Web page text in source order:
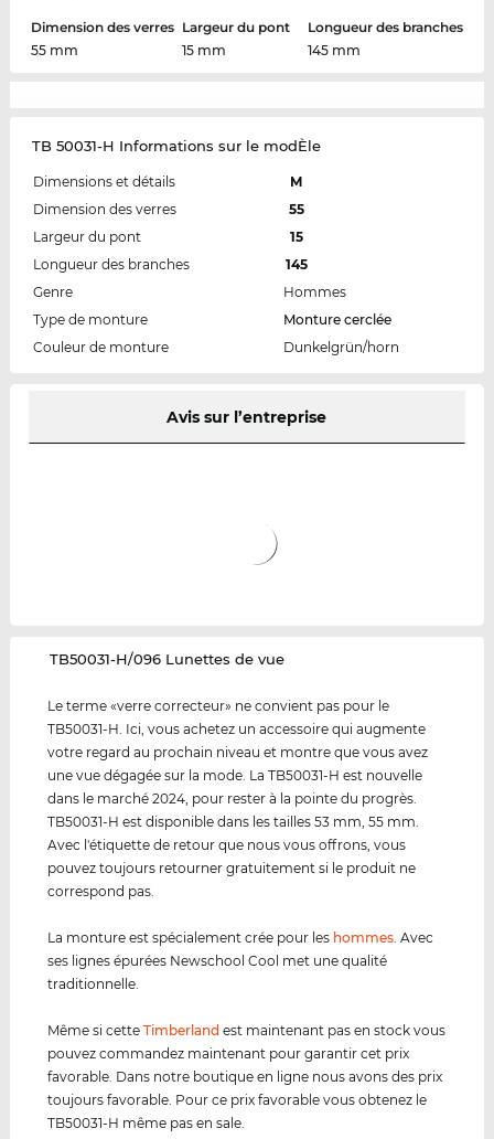
Dimension des verres
55 mm
Largeur du pont
15 mm
Longueur des branches
145 mm
TB 50031-H Informations sur le modÈle
Dimensions et détails
M
Dimension des verres
55
Largeur du pont
15
Longueur des branches
145
Genre
Hommes
Type de monture
Monture cerclée
Couleur de monture
Dunkelgrün/horn
Avis sur l’entreprise
‌TB50031-H/096 Lunettes de vue
Le terme «verre correcteur» ne convient pas pour le
TB50031-H. Ici, vous achetez un accessoire qui augmente
votre regard au prochain niveau et montre que vous avez
une vue dégagée sur la mode. La TB50031-H est nouvelle
dans le marché 2024, pour rester à la pointe du progrès.
TB50031-H est disponible dans les tailles 53 mm, 55 mm.
Avec l'étiquette de retour que nous vous offrons, vous
pouvez toujours retourner gratuitement si le produit ne
correspond pas.
La monture est spécialement crée pour les hommes . Avec
ses lignes épurées Newschool Cool met une qualité
traditionnelle.
Même si cetteTimberland est maintenant pas en stock vous
pouvez commandez maintenant pour garantir cet prix
favorable. Dans notre boutique en ligne nous avons des prix
toujours favorable. Pour ce prix favorable vous obtenez le
TB50031-H même pas en sale.